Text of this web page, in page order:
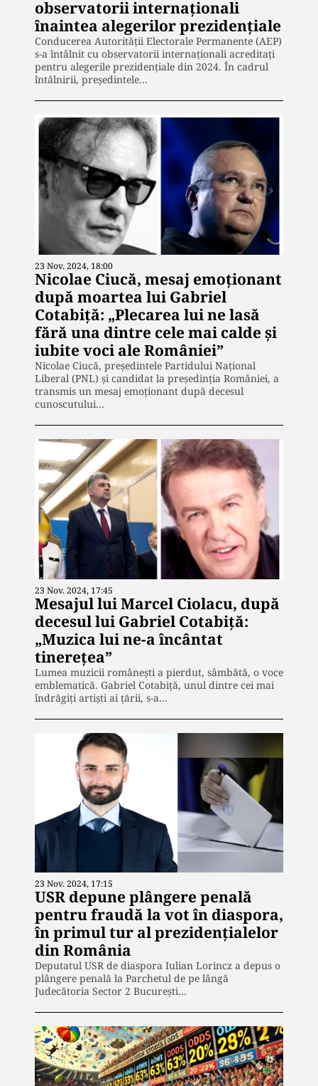
observatorii internaționali
înaintea alegerilor prezidențiale
Conducerea Autorității Electorale Permanente (AEP)
s-a întâlnit cu observatorii internaționali acreditați
pentru alegerile prezidențiale din 2024. În cadrul
întâlnirii, președintele…
23 Nov. 2024, 18:00
Nicolae Ciucă, mesaj emoționant
după moartea lui Gabriel
Cotabiță: „Plecarea lui ne lasă
fără una dintre cele mai calde și
iubite voci ale României”
Nicolae Ciucă, președintele Partidului Național
Liberal (PNL) și candidat la președinția României, a
transmis un mesaj emoționant după decesul
cunoscutului…
23 Nov. 2024, 17:45
Mesajul lui Marcel Ciolacu, după
decesul lui Gabriel Cotabiță:
„Muzica lui ne-a încântat
tinerețea”
Lumea muzicii românești a pierdut, sâmbătă, o voce
emblematică. Gabriel Cotabiță, unul dintre cei mai
îndrăgiți artiști ai țării, s-a…
23 Nov. 2024, 17:15
USR depune plângere penală
pentru fraudă la vot în diaspora,
în primul tur al prezidențialelor
din România
Deputatul USR de diaspora Iulian Lorincz a depus o
plângere penală la Parchetul de pe lângă
Judecătoria Sector 2 București…